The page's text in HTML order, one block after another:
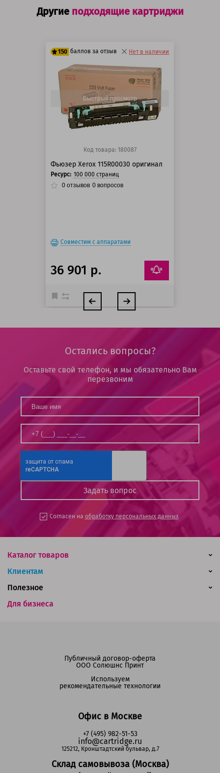
Другие подходящие картриджи
150 баллов за отзыв
125 баллов
150 баллов
Нет в наличии
Быстрый просмотр
Код товара: 180087
Фьюзер Xerox 115R00030 оригинал
Ресурс: 100 000 страниц
0 отзывов 0 вопросов
Совместим с аппаратами
36 901 р.
Остались вопросы?
Оставьте свой телефон, и мы обязательно Вам
перезвоним
Согласен на обработку персональных данных
Каталог товаров
Клиентам
Для бизнеса
Полезное
Офис в Москве
+7 (495) 982-51-53
info@cartridge.ru
125212, Кронштадтский бульвар, д.7
Склад самовывоза (Москва)
Публичный договор-оферта
ООО Солюшнс Принт
Используем
рекомендательные технологии